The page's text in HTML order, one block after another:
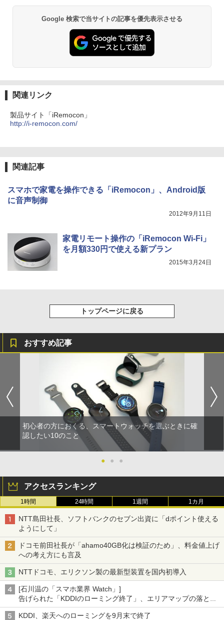
Google 検索で当サイトの記事を優先表示させる
関連リンク
製品サイト「iRemocon」
http://i-remocon.com/
関連記事
スマホで家電を操作できる「iRemocon」、Android版
に音声制御
2012年9月11日
家電リモート操作の「iRemocon Wi-Fi」
を月額330円で使える新プラン
2015年3月24日
トップページに戻る
おすすめ記事
初心者の方におくる、スマートウォッチを選ぶときに確
認したい10のこと
● ● ●
アクセスランキング
1時間 24時間 1週間 1カ月
NTT島田社長、ソフトバンクのセブン出資に「dポイント使える
ようにして」
ドコモ前田社長が「ahamo40GB化は検証のため」、料金値上げ
への考え方にも言及
NTTドコモ、エリクソン製の最新型装置を国内初導入
[石川温の「スマホ業界 Watch」]
告げられた「KDDIのローミング終了」、エリアマップの落とし
穴と楽天モバイルの課題
KDDI、楽天へのローミングを9月末で終了